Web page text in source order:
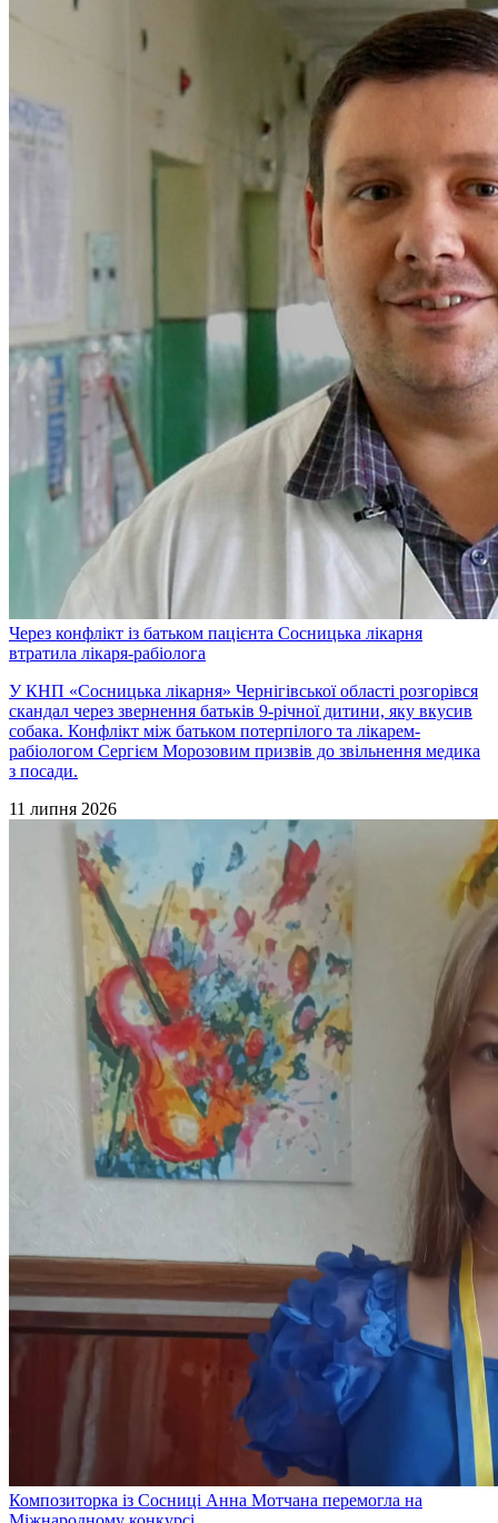
Через конфлікт із батьком пацієнта Сосницька лікарня
втратила лікаря-рабіолога
У КНП «Сосницька лікарня» Чернігівської області розгорівся
скандал через звернення батьків 9-річної дитини, яку вкусив
собака. Конфлікт між батьком потерпілого та лікарем-
рабіологом Сергієм Морозовим призвів до звільнення медика
з посади.
11 липня 2026
Композиторка із Сосниці Анна Мотчана перемогла на